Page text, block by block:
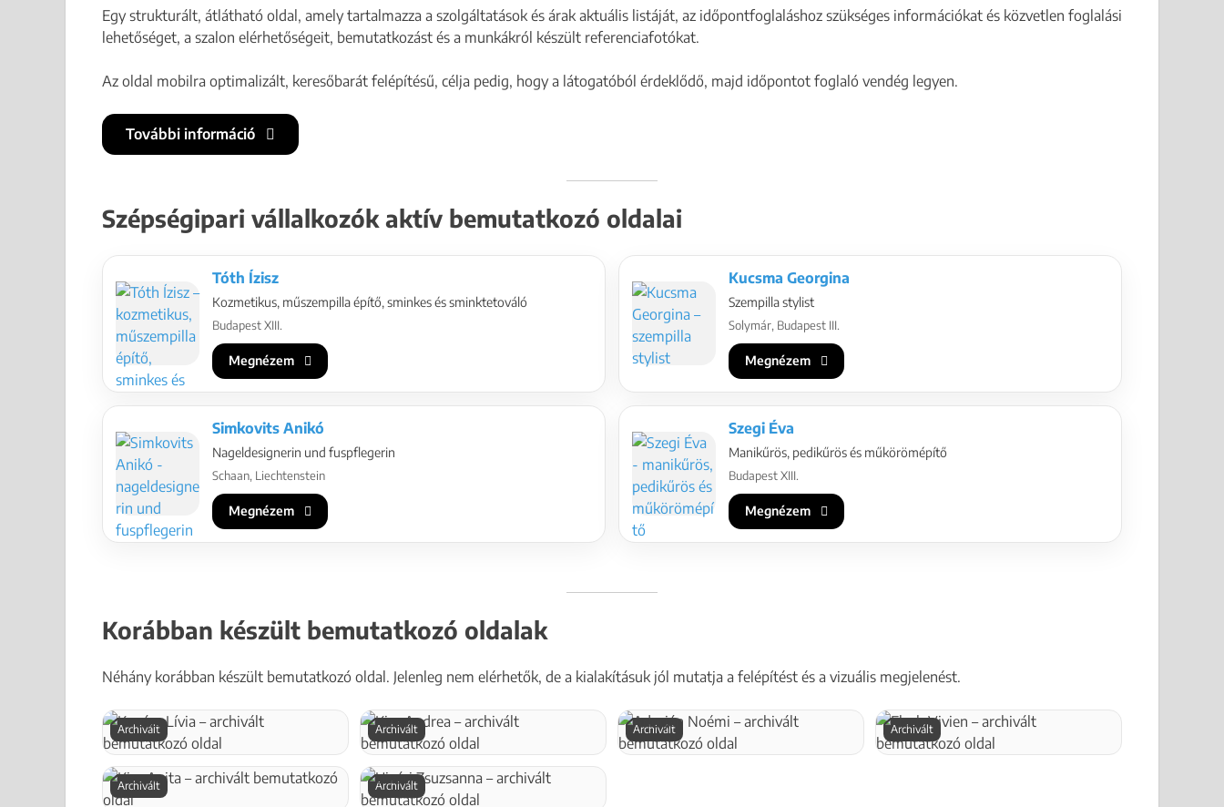
Egy strukturált, átlátható oldal, amely tartalmazza a szolgáltatások és árak aktuális listáját, az időpontfoglaláshoz szükséges információkat és közvetlen foglalási
lehetőséget, a szalon elérhetőségeit, bemutatkozást és a munkákról készült referenciafotókat.
Az oldal mobilra optimalizált, keresőbarát felépítésű, célja pedig, hogy a látogatóból érdeklődő, majd időpontot foglaló vendég legyen.
További információ
Szépségipari vállalkozók aktív bemutatkozó oldalai
Tóth Ízisz
Kozmetikus, műszempilla építő, sminkes és sminktetováló
Budapest XIII.
Megnézem
Kucsma Georgina
Szempilla stylist
Solymár, Budapest III.
Megnézem
Simkovits Anikó
Nageldesignerin und fuspflegerin
Schaan, Liechtenstein
Megnézem
Szegi Éva
Manikűrös, pedikűrös és műkörömépítő
Budapest XIII.
Megnézem
Korábban készült bemutatkozó oldalak
Néhány korábban készült bemutatkozó oldal. Jelenleg nem elérhetők, de a kialakításuk jól mutatja a felépítést és a vizuális megjelenést.
Archivált Archivált Archivált Archivált
Archivált Archivált